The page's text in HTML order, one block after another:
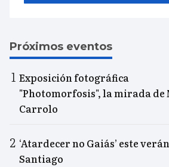
Próximos eventos
Exposición fotográfica
"Photomorfosis", la mirada de
Carrolo
‘Atardecer no Gaiás’ este
Santiago